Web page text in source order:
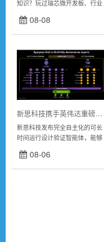
知识？玩过瑞芯微开发板、行业
友，大概率踩过这些坑：1.改完
固件分区后板子黑屏、卡Logo...
08-08
新思科技携手英伟达重磅发布可长时间运行自主智能体AI
新思科技发布完全自主化的可长
时间运行设计验证智能体，能够
过验证的RTL交付时间最高缩短
50倍，同时额外提升20%的覆
08-06